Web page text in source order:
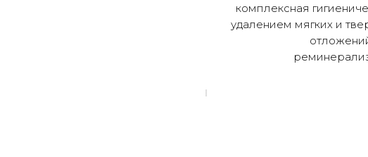
комплексная
удалением мягких и